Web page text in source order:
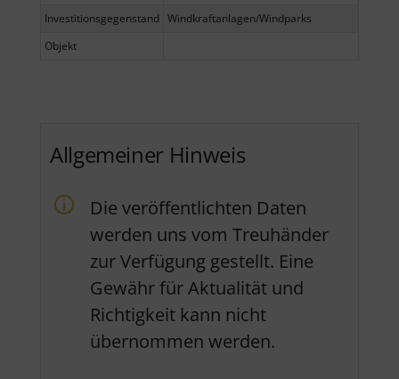
Investitionsgegenstand Windkraftanlagen/Windparks
Objekt
Allgemeiner Hinweis
Die veröffentlichten Daten
werden uns vom Treuhänder
zur Verfügung gestellt. Eine
Gewähr für Aktualität und
Richtigkeit kann nicht
übernommen werden.